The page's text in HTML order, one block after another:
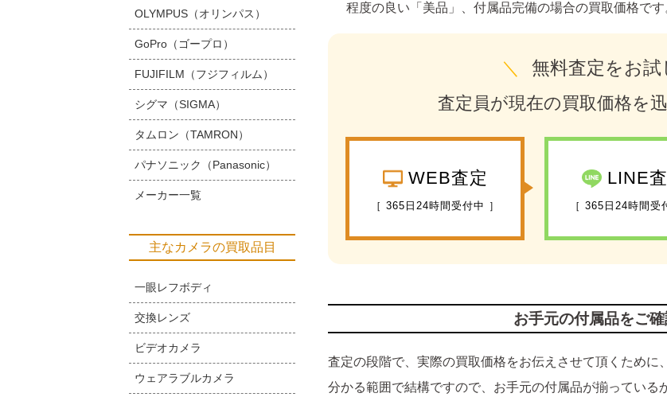
程度の良い「美品」、付属品完備の場合の買取価格です
＼ 無料査定をお試
査定員が現在の買取価格を
WEB査定
［ 365日24時間受付中 ］
LINE
［ 365日24時間受
お手元の付属品をご確
査定の段階で、実際の買取価格をお伝えさせて頂くために
分かる範囲で結構ですので、お手元の付属品が揃っている
OLYMPUS（オリンパス）
GoPro（ゴープロ）
FUJIFILM（フジフィルム）
シグマ（SIGMA）
タムロン（TAMRON）
パナソニック（Panasonic）
メーカー一覧
主なカメラの買取品目
一眼レフボディ
交換レンズ
ビデオカメラ
ウェアラブルカメラ